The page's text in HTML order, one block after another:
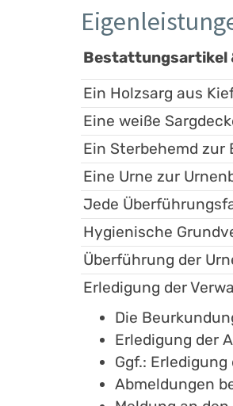
Bestattungsartikel
Ein Holzsarg aus
Eine weiße
Ein Sterbehemd zur
Eine Urne zur
Jede
Hygienische
Überführung der
Erledigung der
Die
Erledigung der
Ggf.:
Abmeldungen